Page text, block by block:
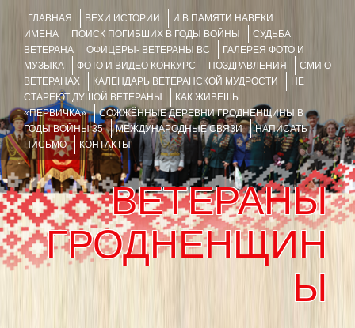
ГЛАВНАЯ ВЕХИ ИСТОРИИ
И В ПАМЯТИ НАВЕКИ
ИМЕНА
ПОИСК ПОГИБШИХ В ГОДЫ ВОЙНЫ
СУДЬБА
ВЕТЕРАНА
ОФИЦЕРЫ- ВЕТЕРАНЫ ВС
ГАЛЕРЕЯ ФОТО И
МУЗЫКА
ФОТО И ВИДЕО КОНКУРС ПОЗДРАВЛЕНИЯ
СМИ О
ВЕТЕРАНАХ
КАЛЕНДАРЬ ВЕТЕРАНСКОЙ МУДРОСТИ
НЕ
СТАРЕЮТ ДУШОЙ ВЕТЕРАНЫ
КАК ЖИВЁШЬ
«ПЕРВИЧКА»
СОЖЖЁННЫЕ ДЕРЕВНИ ГРОДНЕНЩИНЫ В
ГОДЫ ВОЙНЫ 35
МЕЖДУНАРОДНЫЕ СВЯЗИ
НАПИСАТЬ
ПИСЬМО
КОНТАКТЫ
ВЕТЕРАНЫ
ГРОДНЕНЩИН
Ы